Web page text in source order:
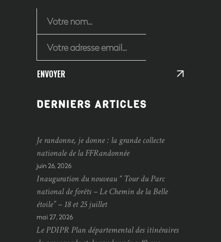
ENVOYER
DERNIERS ARTICLES
Je randonne, je donne : la grande collecte
nationale de la FFRandonnée
juin 26, 2026
Inauguration du nouveau “ Tour du Parc
national de forêts – Le Chemin de la Belle
étoile” – 18 et 25 juillet
mai 27, 2026
Le PDIPR Plan départemental des itinéraires